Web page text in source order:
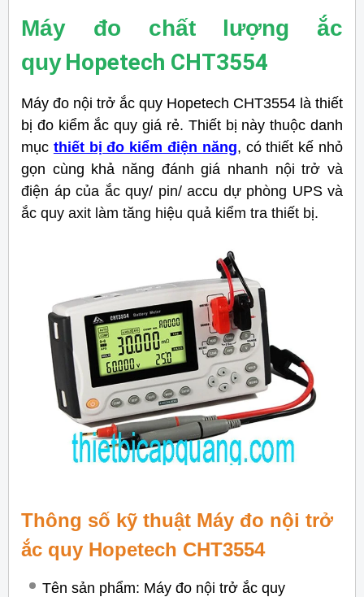
Máy đo chất lượng ắc
quyHopetech CHT3554
Máy đo nội trở ắc quy Hopetech CHT3554 là thiết
bị đo kiểm ắc quy giá rẻ. Thiết bị này thuộc danh
mục thiết bị đo kiểm điện năng, có thiết kế nhỏ
gọn cùng khả năng đánh giá nhanh nội trở và
điện áp của ắc quy/ pin/ accu dự phòng UPS và
ắc quy axit làm tăng hiệu quả kiểm tra thiết bị.
Thông số kỹ thuật Máy đo nội trở
ắc quy Hopetech CHT3554
Tên sản phẩm: Máy đo nội trở ắc quy